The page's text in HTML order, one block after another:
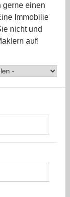
gerne einen
Immobilie
nicht und
auf!